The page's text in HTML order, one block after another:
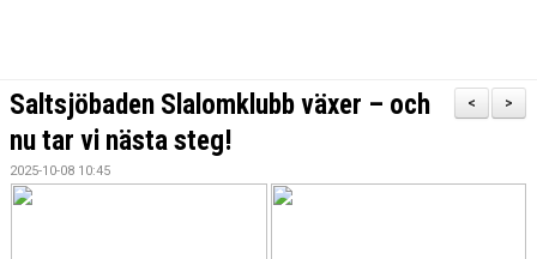
TÄVLING
KALENDER
>
<
Saltsjöbaden Slalomklubb växer – och
nu tar vi nästa steg!
2025-10-08 10:45